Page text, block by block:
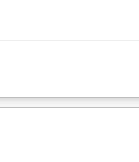
obsługi.